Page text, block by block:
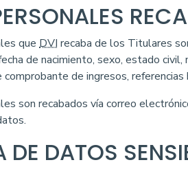
que DVI recaba de los Titulares
de nacimiento, sexo, estado
de ingresos,
son recabados vía correo
DE DATOS